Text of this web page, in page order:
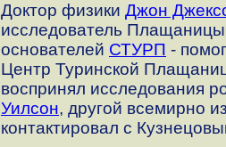
Доктор физики Джон
исследователь
основателей СТУРП -
Центр Туринской
воспринял исследования
Уилсон, другой всемирно
контактировал с